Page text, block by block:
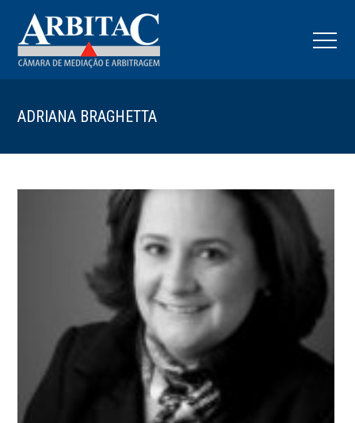
ADRIANA BRAGHETTA